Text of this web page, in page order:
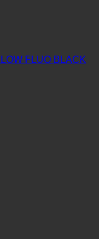
FLUO BLACK